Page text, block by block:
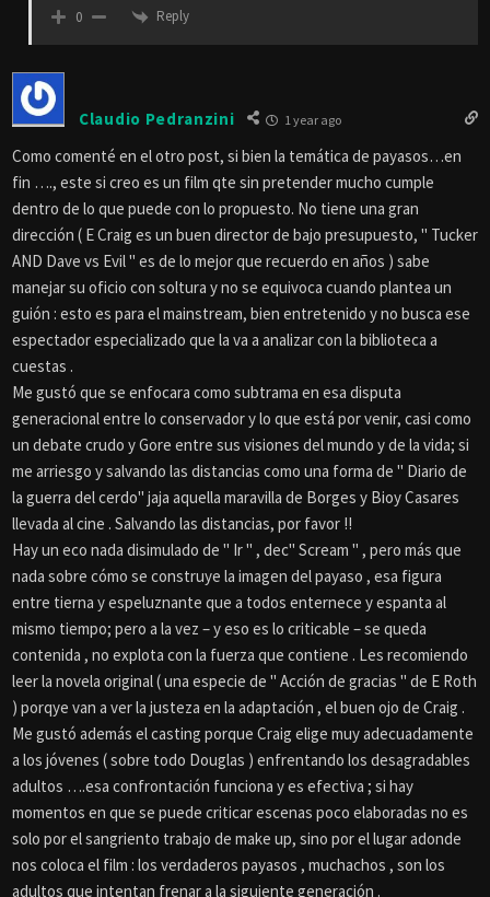
0 Reply
Claudio Pedranzini 1 year ago
Como comenté en el otro post, si bien la temática de payasos…en
fin …., este si creo es un film qte sin pretender mucho cumple
dentro de lo que puede con lo propuesto. No tiene una gran
dirección ( E Craig es un buen director de bajo presupuesto, " Tucker
AND Dave vs Evil " es de lo mejor que recuerdo en años ) sabe
manejar su oficio con soltura y no se equivoca cuando plantea un
guión : esto es para el mainstream, bien entretenido y no busca ese
espectador especializado que la va a analizar con la biblioteca a
cuestas .
Me gustó que se enfocara como subtrama en esa disputa
generacional entre lo conservador y lo que está por venir, casi como
un debate crudo y Gore entre sus visiones del mundo y de la vida; si
me arriesgo y salvando las distancias como una forma de " Diario de
la guerra del cerdo" jaja aquella maravilla de Borges y Bioy Casares
llevada al cine . Salvando las distancias, por favor !!
Hay un eco nada disimulado de " Ir " , dec" Scream " , pero más que
nada sobre cómo se construye la imagen del payaso , esa figura
entre tierna y espeluznante que a todos enternece y espanta al
mismo tiempo; pero a la vez – y eso es lo criticable – se queda
contenida , no explota con la fuerza que contiene . Les recomiendo
leer la novela original ( una especie de " Acción de gracias " de E Roth
) porqye van a ver la justeza en la adaptación , el buen ojo de Craig .
Me gustó además el casting porque Craig elige muy adecuadamente
a los jóvenes ( sobre todo Douglas ) enfrentando los desagradables
adultos ….esa confrontación funciona y es efectiva ; si hay
momentos en que se puede criticar escenas poco elaboradas no es
solo por el sangriento trabajo de make up, sino por el lugar adonde
nos coloca el film : los verdaderos payasos , muchachos , son los
adultos que intentan frenar a la siguiente generación .